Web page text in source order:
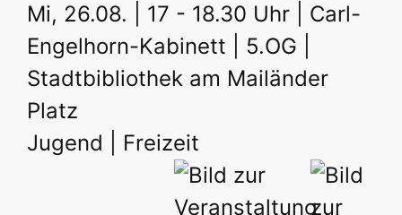
Mi, 26.08. | 17 - 18.30 Uhr | Carl-
Engelhorn-Kabinett | 5.OG |
Stadtbibliothek am Mailänder
Platz
Jugend | Freizeit